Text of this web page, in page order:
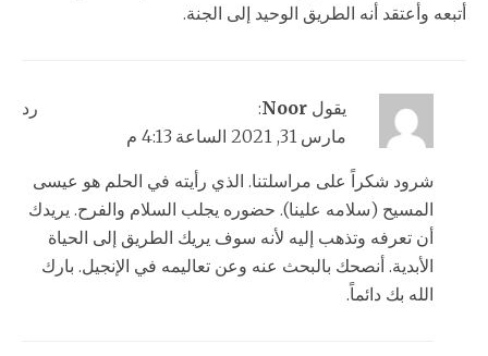
أتبعه وأعتقد أنه الطريق الوحيد إلى الجنة.
يقول Noor
:
مارس 31, 2021 الساعة 4:13 م
شرود شكراً على مراسلتنا. الذي رأيته في الحلم هو عيسى
المسيح (سلامه علينا). حضوره يجلب السلام والفرح. يريدك
أن تعرفه وتذهب إليه لأنه سوف يريك الطريق إلى الحياة
الأبدية. أنصحك بالبحث عنه وعن تعاليمه في الإنجيل. بارك
الله بك دائماً.
رد